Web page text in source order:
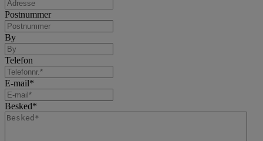
Postnummer
By
Telefon
E-mail*
Besked*